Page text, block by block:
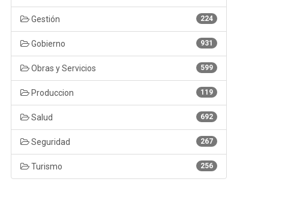
224
Gestión
931
Gobierno
599
Obras y Servicios
119
Produccion
692
Salud
267
Seguridad
256
Turismo